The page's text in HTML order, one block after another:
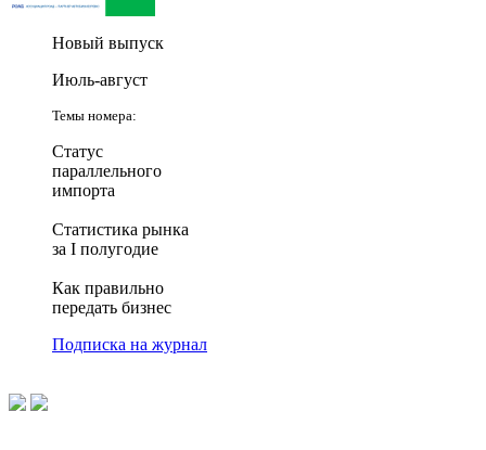
Новый выпуск
Июль-август
Темы номера:
Статус
параллельного
импорта
Статистика рынка
за I полугодие
Как правильно
передать бизнес
Подписка на журнал